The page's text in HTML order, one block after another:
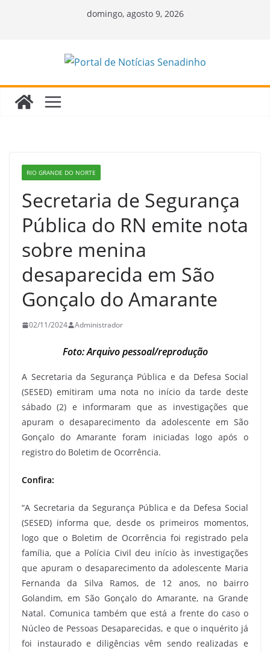
domingo, agosto 9, 2026
RIO GRANDE DO NORTE
Secretaria de Segurança
Pública do RN emite nota
sobre menina
desaparecida em São
Gonçalo do Amarante
02/11/2024 Administrador
Foto: Arquivo pessoal/reprodução
A Secretaria da Segurança Pública e da Defesa Social
(SESED) emitiram uma nota no início da tarde deste
sábado (2) e informaram que as investigações que
apuram o desaparecimento da adolescente em São
Gonçalo do Amarante foram iniciadas logo após o
registro do Boletim de Ocorrência.
Confira:
“A Secretaria da Segurança Pública e da Defesa Social
(SESED) informa que, desde os primeiros momentos,
logo que o Boletim de Ocorrência foi registrado pela
família, que a Polícia Civil deu início às investigações
que apuram o desaparecimento da adolescente Maria
Fernanda da Silva Ramos, de 12 anos, no bairro
Golandim, em São Gonçalo do Amarante, na Grande
Natal. Comunica também que está a frente do caso o
Núcleo de Pessoas Desaparecidas, e que o inquérito já
foi instaurado e diligências vêm sendo realizadas e